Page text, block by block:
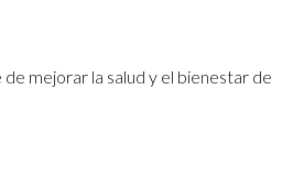
mejorar la salud y el bienestar de